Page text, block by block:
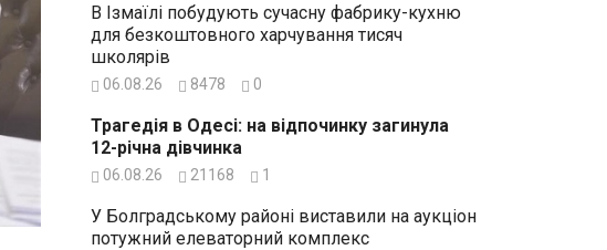
В Ізмаїлі побудують сучасну фабрику-кухню
для безкоштовного харчування тисяч
школярів
06.08.26 8478 0
Трагедія в Одесі: на відпочинку загинула
12-річна дівчинка
06.08.26 21168 1
У Болградському районі виставили на аукціон
потужний елеваторний комплекс